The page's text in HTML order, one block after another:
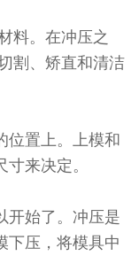
料。在冲压之
割、矫直和清洁
位置上。上模和
来决定。
开始了。冲压是
下压，将模具中